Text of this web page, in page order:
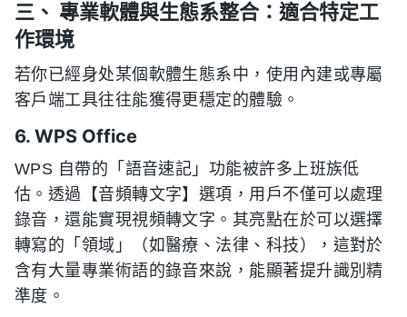
三、 專業軟體與生態系整合：適合特定工
作環境
若你已經身处某個軟體生態系中，使用內建或專屬
客戶端工具往往能獲得更穩定的體驗。
6. WPS Office
WPS 自帶的「語音速記」功能被許多上班族低
估。透過【音頻轉文字】選項，用戶不僅可以處理
錄音，還能實現視頻轉文字。其亮點在於可以選擇
轉寫的「領域」（如醫療、法律、科技），這對於
含有大量專業術語的錄音來說，能顯著提升識別精
準度。